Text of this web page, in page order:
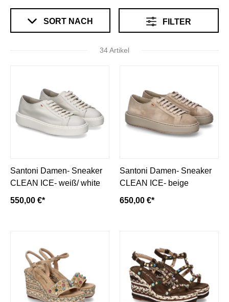
SORT NACH FILTER
34 Artikel
Santoni Damen- Sneaker
CLEAN ICE- weiß/ white
550,00 €*
Santoni Damen- Sneaker
CLEAN ICE- beige
650,00 €*